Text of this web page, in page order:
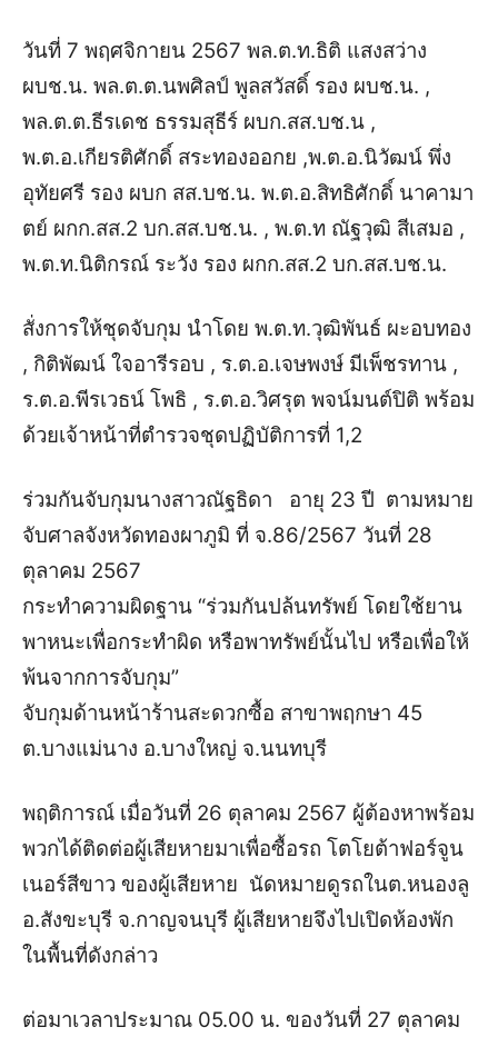
วันที่ 7 พฤศจิกายน 2567 พล.ต.ท.ธิติ แสงสว่าง
ผบช.น. พล.ต.ต.นพศิลป์ พูลสวัสดิ์ รอง ผบช.น. ,
พล.ต.ต.ธีรเดช ธรรมสุธีร์ ผบก.สส.บช.น ,
พ.ต.อ.เกียรติศักดิ์ สระทองออกย ,พ.ต.อ.นิวัฒน์ พึ่ง
อุทัยศรี รอง ผบก สส.บช.น. พ.ต.อ.สิทธิศักดิ์ นาคามา
ตย์ ผกก.สส.2 บก.สส.บช.น. , พ.ต.ท ณัฐวุฒิ สีเสมอ ,
พ.ต.ท.นิติกรณ์ ระวัง รอง ผกก.สส.2 บก.สส.บช.น.
สั่งการให้ชุดจับกุม นำโดย พ.ต.ท.วุฒิพันธ์ ผะอบทอง
, กิติพัฒน์ ใจอารีรอบ , ร.ต.อ.เจษพงษ์ มีเพ็ชรทาน ,
ร.ต.อ.พีรเวธน์ โพธิ , ร.ต.อ.วิศรุต พจน์มนต์ปิติ พร้อม
ด้วยเจ้าหน้าที่ตำรวจชุดปฏิบัติการที่ 1,2
ร่วมกันจับกุมนางสาวณัฐธิดา อายุ 23 ปี ตามหมาย
จับศาลจังหวัดทองผาภูมิ ที่ จ.86/2567 วันที่ 28
ตุลาคม 2567
กระทำความผิดฐาน “ร่วมกันปล้นทรัพย์ โดยใช้ยาน
พาหนะเพื่อกระทำผิด หรือพาทรัพย์นั้นไป หรือเพื่อให้
พ้นจากการจับกุม”
จับกุมด้านหน้าร้านสะดวกซื้อ สาขาพฤกษา 45
ต.บางแม่นาง อ.บางใหญ่ จ.นนทบุรี
พฤติการณ์ เมื่อวันที่ 26 ตุลาคม 2567 ผู้ต้องหาพร้อม
พวกได้ติดต่อผู้เสียหายมาเพื่อซื้อรถ โตโยต้าฟอร์จูน
เนอร์สีขาว ของผู้เสียหาย นัดหมายดูรถในต.หนองลู
อ.สังขะบุรี จ.กาญจนบุรี ผู้เสียหายจึงไปเปิดห้องพัก
ในพื้นที่ดังกล่าว
ต่อมาเวลาประมาณ 05.00 น. ของวันที่ 27 ตุลาคม